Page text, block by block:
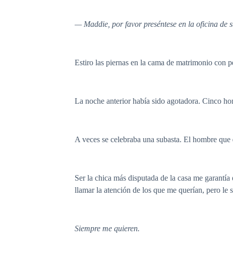
— Maddie, por favor preséntese en la oficina de
Estiro las piernas en la cama de matrimonio con
La noche anterior había sido agotadora. Cinco
A veces se celebraba una subasta. El hombre
Ser la chica más disputada de la casa me
llamar la atención de los que me querían, pero le
Siempre me quieren.